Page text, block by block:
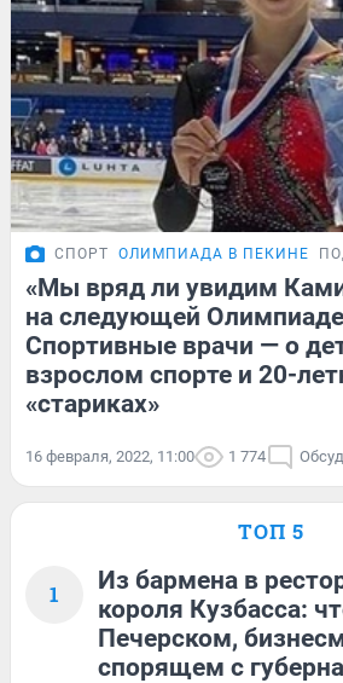
СПОРТ ОЛИМПИАДА В ПЕКИНЕ
«Мы вряд ли увидим
на следующей
Спортивные врачи — о
взрослом спорте и 20-
«стариках»
16 февраля, 2022, 11:00 1 774
ТОП 5
1
Из бармена в
короля Кузбасса:
Печерском,
спорящем с